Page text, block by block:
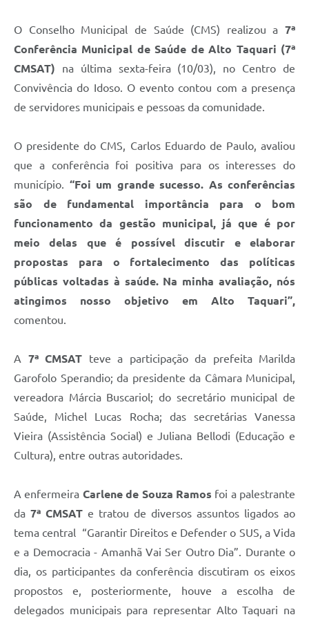
O Conselho Municipal de Saúde (CMS) realizou a 7ª
Conferência Municipal de Saúde de Alto Taquari (7ª
CMSAT) na última sexta-feira (10/03), no Centro de
Convivência do Idoso. O evento contou com a presença
de servidores municipais e pessoas da comunidade.
O presidente do CMS, Carlos Eduardo de Paulo, avaliou
que a conferência foi positiva para os interesses do
município. “Foi um grande sucesso. As conferências
são de fundamental importância para o bom
funcionamento da gestão municipal, já que é por
meio delas que é possível discutir e elaborar
propostas para o fortalecimento das políticas
públicas voltadas à saúde. Na minha avaliação, nós
atingimos nosso objetivo em Alto Taquari”,
comentou.
A 7ª CMSAT teve a participação da prefeita Marilda
Garofolo Sperandio; da presidente da Câmara Municipal,
vereadora Márcia Buscariol; do secretário municipal de
Saúde, Michel Lucas Rocha; das secretárias Vanessa
Vieira (Assistência Social) e Juliana Bellodi (Educação e
Cultura), entre outras autoridades.
A enfermeira Carlene de Souza Ramos foi a palestrante
da 7ª CMSAT e tratou de diversos assuntos ligados ao
tema central “Garantir Direitos e Defender o SUS, a Vida
e a Democracia - Amanhã Vai Ser Outro Dia”. Durante o
dia, os participantes da conferência discutiram os eixos
propostos e, posteriormente, houve a escolha de
delegados municipais para representar Alto Taquari na